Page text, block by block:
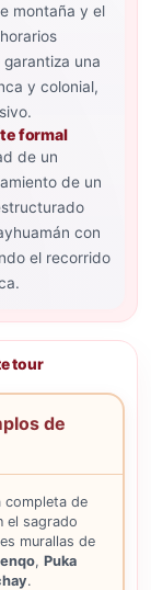
montaña y el
una
y colonial,
formal
de un
de un
con
el recorrido
tour
de
completa de
el sagrado
murallas de
, Puka
.